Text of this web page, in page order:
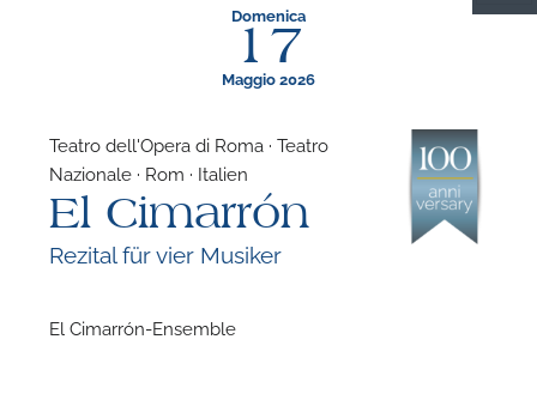
Domenica
17
Maggio 2026
Teatro dell'Opera di Roma · Teatro
Nazionale · Rom · Italien
El Cimarrón
Rezital für vier Musiker
El Cimarrón-Ensemble